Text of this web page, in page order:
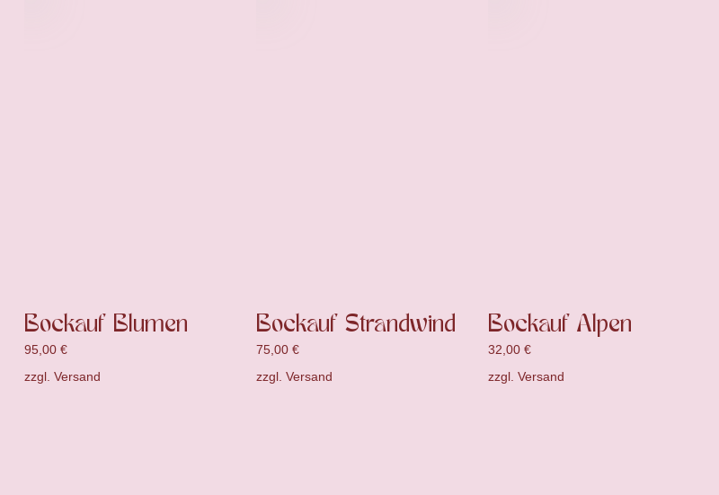
Bockauf Blumen
95,00 €
zzgl. Versand
Bockauf Strandwind
75,00 €
zzgl. Versand
Bockauf Alpen
32,00 €
zzgl. Versand